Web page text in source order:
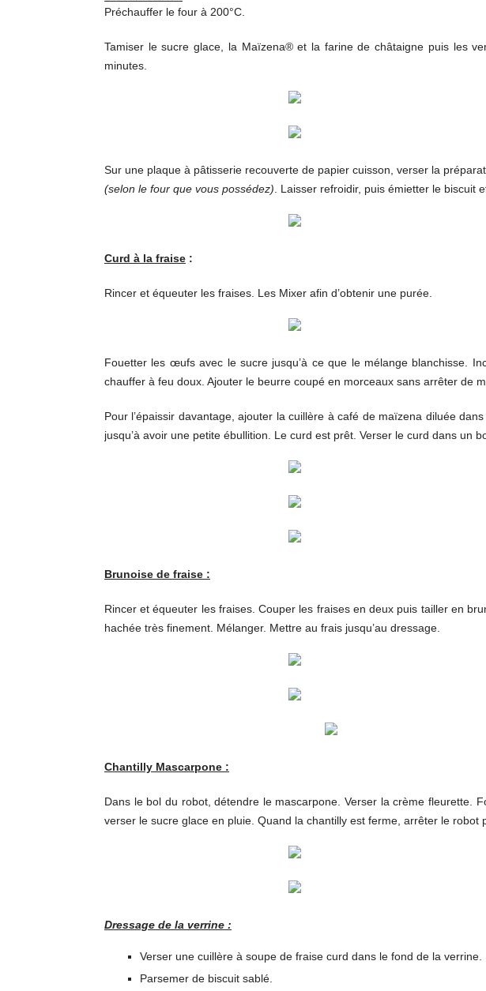
Préchauffer le four à 200°C.
Tamiser le sucre glace, la Maïzena® et la farine de châtaigne puis les
minutes.
Sur une plaque à pâtisserie recouverte de papier cuisson, verser la
(selon le four que vous possédez). Laisser refroidir, puis émietter le biscuit
Curd à la fraise :
Rincer et équeuter les fraises. Les Mixer afin d’obtenir une purée.
Fouetter les œufs avec le sucre jusqu’à ce que le mélange blanchisse.
chauffer à feu doux. Ajouter le beurre coupé en morceaux sans arrêter de
Pour l’épaissir davantage, ajouter la cuillère à café de maïzena diluée
jusqu’à avoir une petite ébullition. Le curd est prêt. Verser le curd dans un
Brunoise de fraise :
Rincer et équeuter les fraises. Couper les fraises en deux puis tailler en
hachée très finement. Mélanger. Mettre au frais jusqu’au dressage.
Chantilly Mascarpone :
Dans le bol du robot, détendre le mascarpone. Verser la crème fleurette.
verser le sucre glace en pluie. Quand la chantilly est ferme, arrêter le
Dressage de la verrine :
Verser une cuillère à soupe de fraise curd dans le fond de la verrine.
Parsemer de biscuit sablé.